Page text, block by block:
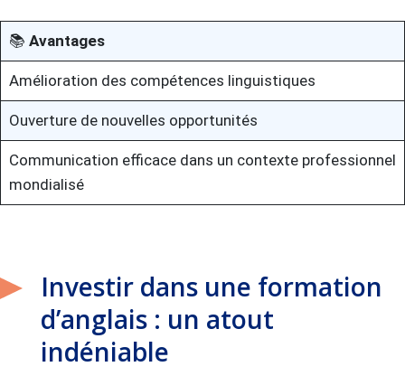
📚 Avantages
Amélioration des compétences linguistiques
Ouverture de nouvelles opportunités
Communication efficace dans un contexte professionnel
mondialisé
Investir dans une formation
d’anglais : un atout
indéniable